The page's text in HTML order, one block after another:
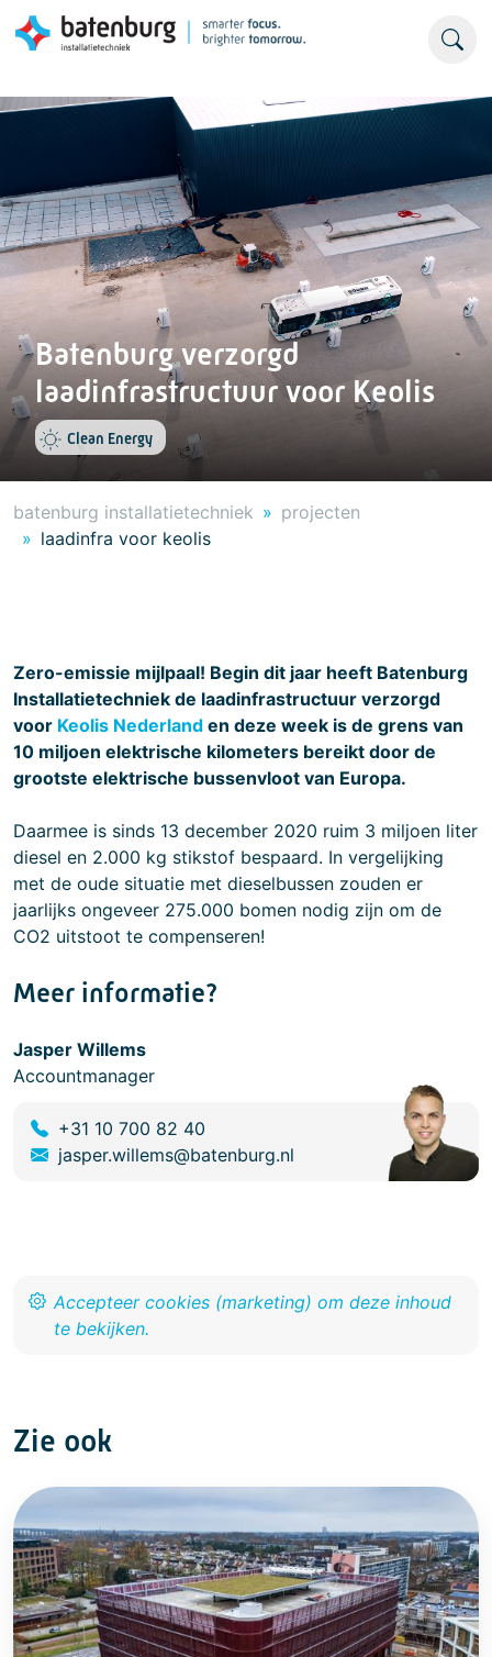
Batenburg verzorgd
laadinfrastructuur voor Keolis
Clean Energy
batenburg installatietechniek
projecten
laadinfra voor keolis
Zero-emissie mijlpaal! Begin dit jaar heeft Batenburg
Installatietechniek de laadinfrastructuur verzorgd
voor Keolis Nederland en deze week is de grens van
10 miljoen elektrische kilometers bereikt door de
grootste elektrische bussenvloot van Europa.
Daarmee is sinds 13 december 2020 ruim 3 miljoen liter
diesel en 2.000 kg stikstof bespaard. In vergelijking
met de oude situatie met dieselbussen zouden er
jaarlijks ongeveer 275.000 bomen nodig zijn om de
CO2 uitstoot te compenseren!
Meer informatie?
Jasper Willems
Accountmanager
+31 10 700 82 40
jasper.willems@batenburg.nl
Zie ook